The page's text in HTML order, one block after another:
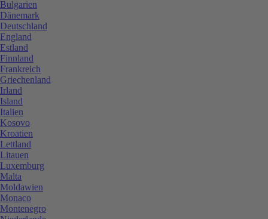
Bulgarien
Dänemark
Deutschland
England
Estland
Finnland
Frankreich
Griechenland
Irland
Island
Italien
Kosovo
Kroatien
Lettland
Litauen
Luxemburg
Malta
Moldawien
Monaco
Montenegro